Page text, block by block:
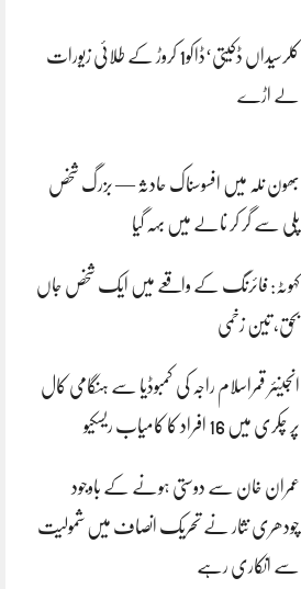
کلرسیداں ڈکیتی‘ڈاکو1 کروڑ کے طلائی زیورات
لے اڑے
بھون نلہ میں افسوسناک حادثہ — بزرگ شخص
پلی سے گر کر نالے میں بہہ گیا
کہوٹہ: فائرنگ کے واقعے میں ایک شخص جاں
بحق، تین زخمی
انجینئر قمراسلام راجہ کی کمبوڈیا سے ہنگامی کال
پر چکری میں 16 افراد کا کامیاب ریسکیو
عمران خان سے دوستی ہونے کے باوجود
چودھری نثار نے تحریک انصاف میں شمولیت
سے انکاری رہے